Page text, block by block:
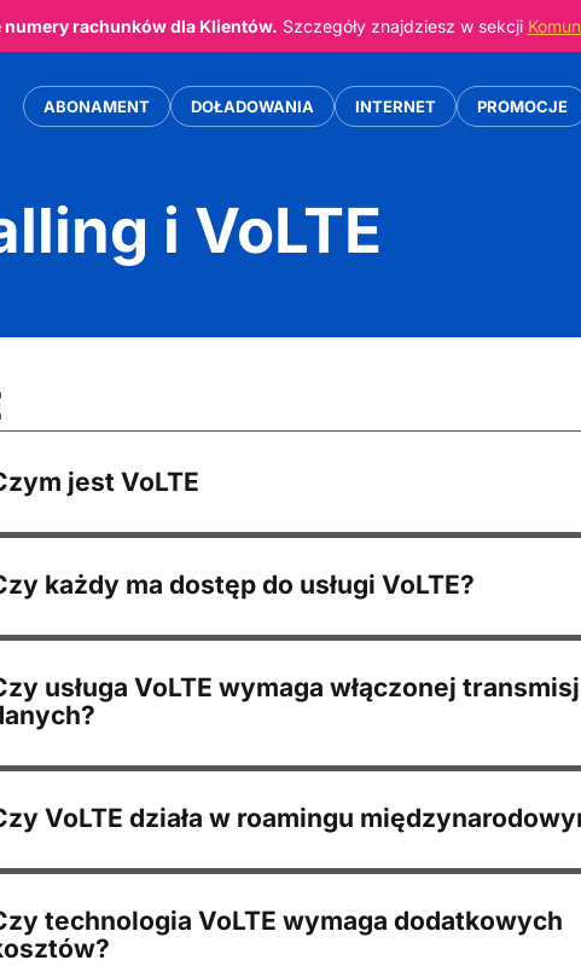
rachunków dla Klientów. Szczegóły znajdziesz w sekcji
ABONAMENT DOŁADOWANIA INTERNET PROMOCJE
i VoLTE
jest VoLTE
każdy ma dostęp do usługi VoLTE?
usługa VoLTE wymaga włączonej
VoLTE działa w roamingu
technologia VoLTE wymaga dodatkowych